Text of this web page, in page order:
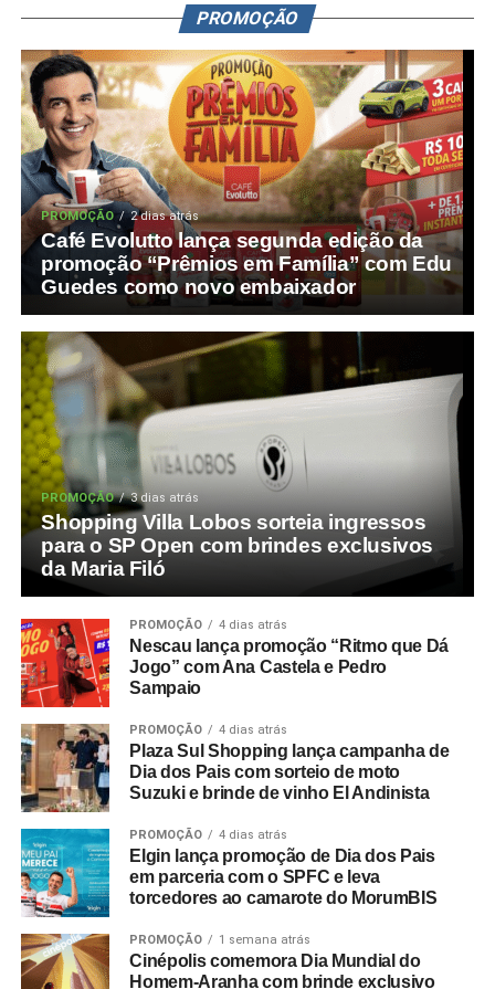
PROMOÇÃO
PROMOÇÃO 2 dias atrás
Café Evolutto lança segunda edição da
promoção “Prêmios em Família” com Edu
Guedes como novo embaixador
PROMOÇÃO 3 dias atrás
Shopping Villa Lobos sorteia ingressos
para o SP Open com brindes exclusivos
da Maria Filó
PROMOÇÃO 4 dias atrás
Nescau lança promoção “Ritmo que Dá
Jogo” com Ana Castela e Pedro
Sampaio
PROMOÇÃO 4 dias atrás
Plaza Sul Shopping lança campanha de
Dia dos Pais com sorteio de moto
Suzuki e brinde de vinho El Andinista
PROMOÇÃO 4 dias atrás
Elgin lança promoção de Dia dos Pais
em parceria com o SPFC e leva
torcedores ao camarote do MorumBIS
PROMOÇÃO 1 semana atrás
Cinépolis comemora Dia Mundial do
Homem-Aranha com brinde exclusivo